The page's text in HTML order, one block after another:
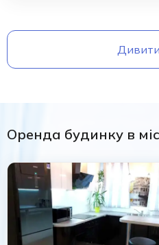
Оренда будинку в